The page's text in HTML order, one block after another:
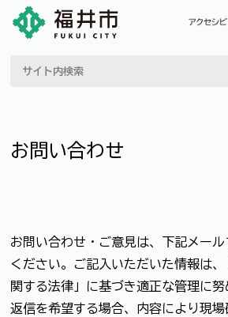
お問い合わせ
お問い合わせ・ご意見は、下記メー
ください。ご記入いただいた情報は
関する法律」に基づき適正な管理に努
返信を希望する場合、内容により現